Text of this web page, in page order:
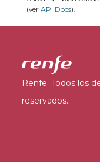
(ver API Docs).
Renfe. Todos los
reservados.